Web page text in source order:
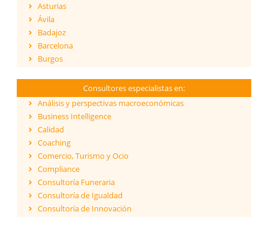
Asturias
Ávila
Badajoz
Barcelona
Burgos
Cantabria
Castellón
Ceuta
Ciudad Real
Córdoba
Cuenca
Girona
Granada
Guadalajara
Consultores especialistas en:
Análisis y perspectivas macroeconómicas
Business Intelligence
Calidad
Coaching
Comercio, Turismo y Ocio
Compliance
Consultoría Funeraria
Consultoría de Igualdad
Consultoría de Innovación